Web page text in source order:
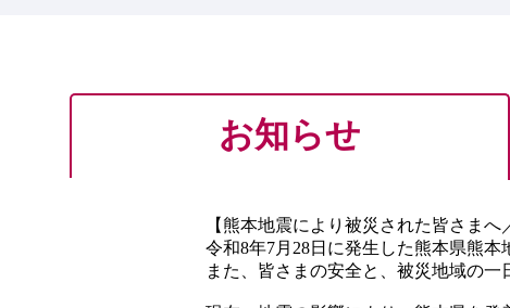
お知らせ
【熊本地震により被災された皆さまへ
令和8年7月28日に発生した熊本県熊
また、皆さまの安全と、被災地域の一